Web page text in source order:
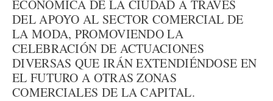
ECONÓMICA DE LA CIUDAD A TRAVÉS
DEL APOYO AL SECTOR COMERCIAL DE
LA MODA, PROMOVIENDO LA
CELEBRACIÓN DE ACTUACIONES
DIVERSAS QUE IRÁN EXTENDIÉNDOSE EN
EL FUTURO A OTRAS ZONAS
COMERCIALES DE LA CAPITAL.